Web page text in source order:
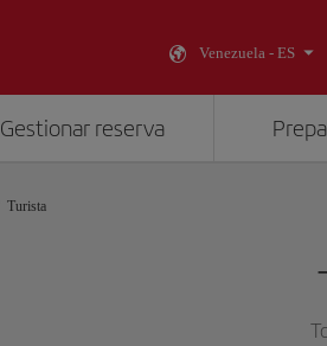
Venezuela - ES
Gestionar reserva
Turista